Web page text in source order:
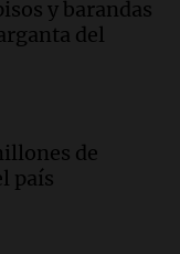
no sé si
llegó"
argentino de
con Rony
y barandas
del
de
país